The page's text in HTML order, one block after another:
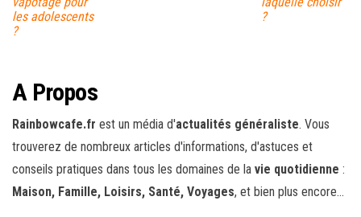
les adolescents
?
?
A Propos
Rainbowcafe.fr est un média d'actualités généraliste. Vous
trouverez de nombreux articles d'informations, d'astuces et
conseils pratiques dans tous les domaines de la vie quotidienne :
Maison, Famille, Loisirs, Santé, Voyages, et bien plus encore...